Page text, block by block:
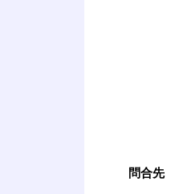
問合先